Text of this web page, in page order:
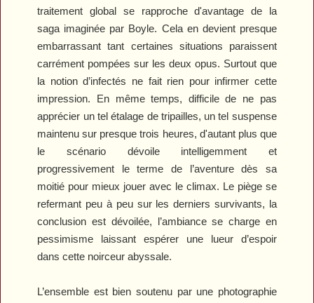
traitement global se rapproche d'avantage de la
saga imaginée par Boyle. Cela en devient presque
embarrassant tant certaines situations paraissent
carrément pompées sur les deux opus. Surtout que
la notion d’infectés ne fait rien pour infirmer cette
impression. En même temps, difficile de ne pas
apprécier un tel étalage de tripailles, un tel suspense
maintenu sur presque trois heures, d'autant plus que
le scénario dévoile intelligemment et
progressivement le terme de l’aventure dès sa
moitié pour mieux jouer avec le climax. Le piège se
refermant peu à peu sur les derniers survivants, la
conclusion est dévoilée, l’ambiance se charge en
pessimisme laissant espérer une lueur d’espoir
dans cette noirceur abyssale.
L’ensemble est bien soutenu par une photographie